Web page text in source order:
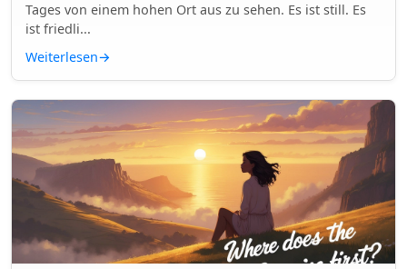
Tages von einem hohen Ort aus zu sehen. Es ist still. Es
ist friedli...
Weiterlesen→